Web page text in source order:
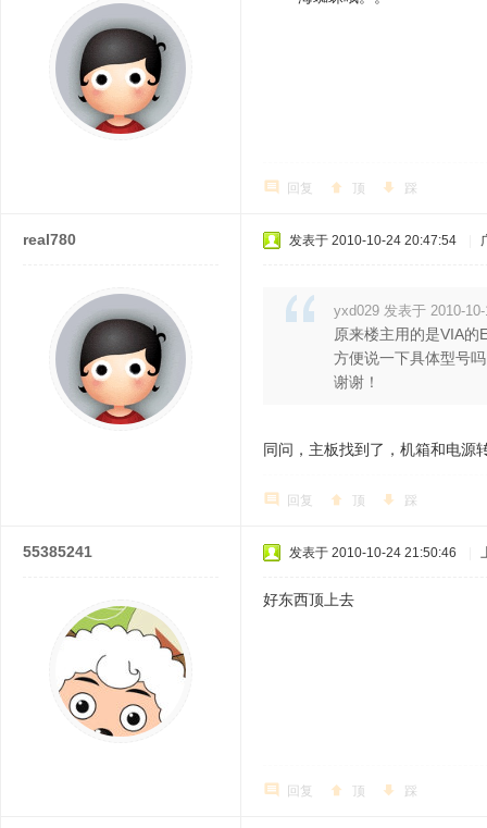
回复 顶 踩
real780 发表于 2010-10-24 20:47:54
yxd029 发表于 2010-
原来楼主用的是VIA的
方便说一下具体型号
谢谢！
同问，主板找到了，机箱和电源
回复 顶 踩
55385241 发表于 2010-10-24 21:50:46
好东西顶上去
回复 顶 踩